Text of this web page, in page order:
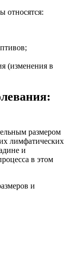
относятся:
(изменения в
размером
лимфатических
и
в этом
и